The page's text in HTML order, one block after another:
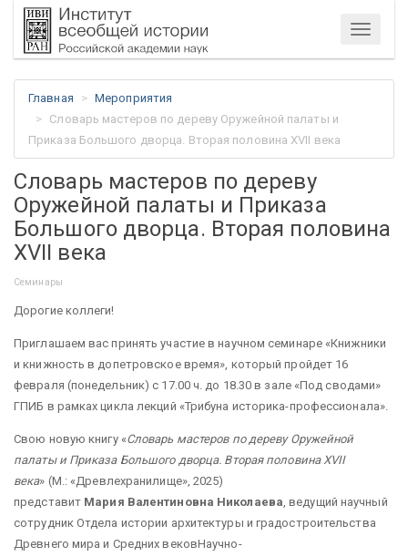
Меню
Главная
Мероприятия
Словарь мастеров по дереву Оружейной палаты и
Приказа Большого дворца. Вторая половина XVII века
Словарь мастеров по дереву
Оружейной палаты и Приказа
Большого дворца. Вторая половина
XVII века
Семинары
Дорогие коллеги!
Приглашаем вас принять участие в научном семинаре «Книжники
и книжность в допетровское время», который пройдет 16
февраля (понедельник) с 17.00 ч. до 18.30 в зале «Под сводами»
ГПИБ в рамках цикла лекций «Трибуна историка-профессионала».
Свою новуюкнигу «Словарь мастеров по дереву Оружейной
палаты и Приказа Большого дворца. Вторая половина XVII
века» (М.: «Древлехранилище», 2025)
представит Мария Валентиновна Николаева, ведущий научный
сотрудник Отдела истории архитектуры и градостроительства
Древнего мира и Средних вековНаучно-